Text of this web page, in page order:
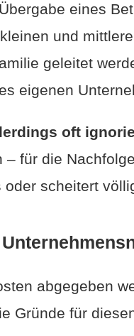
eines
und
geleitet
eigenen
oft
– für die
oder scheitert
abgegeben
Gründe für